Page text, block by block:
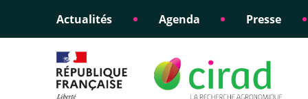
Actualités Agenda Presse
Éclairer les politiques
Appui à la
Engagements éthiques